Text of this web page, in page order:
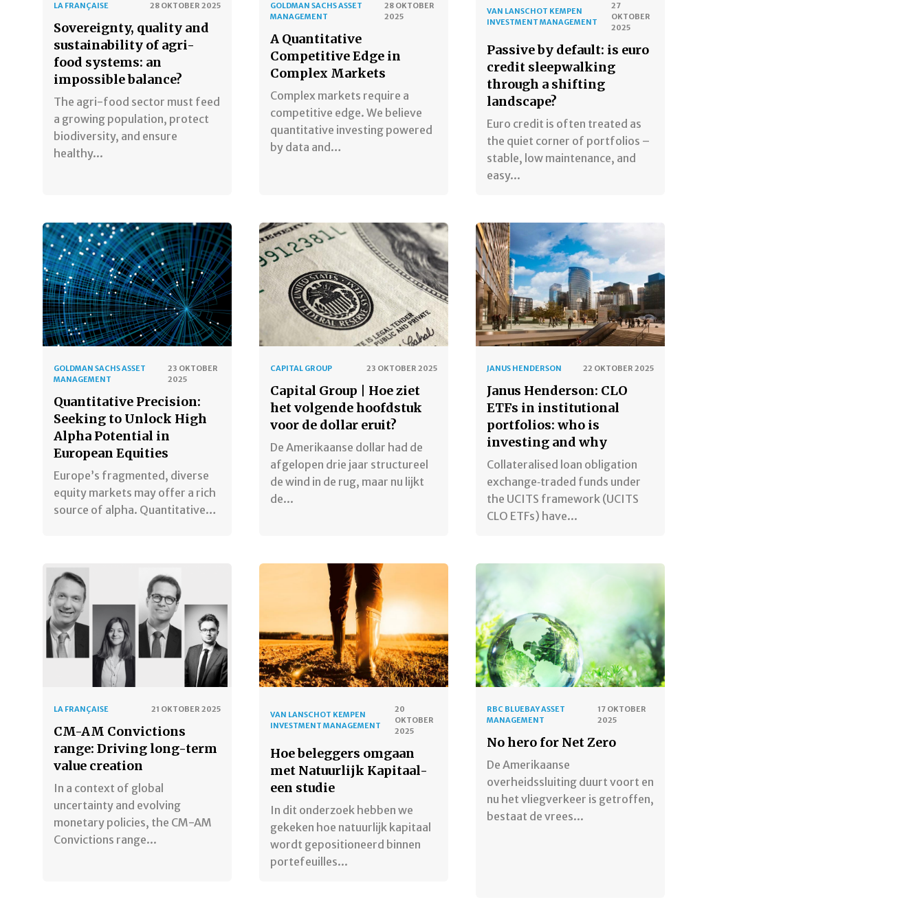
LA FRANÇAISE 28 OKTOBER 2025
Sovereignty, quality and
sustainability of agri-
food systems: an
impossible balance?
The agri-food sector must feed
a growing population, protect
biodiversity, and ensure
healthy...
GOLDMAN SACHS ASSET
MANAGEMENT
28 OKTOBER
2025
A Quantitative
Competitive Edge in
Complex Markets
Complex markets require a
competitive edge. We believe
quantitative investing powered
by data and…
VAN LANSCHOT KEMPEN
INVESTMENT MANAGEMENT
27
OKTOBER
2025
Passive by default: is euro
credit sleepwalking
through a shifting
landscape?
Euro credit is often treated as
the quiet corner of portfolios –
stable, low maintenance, and
easy...
GOLDMAN SACHS ASSET
MANAGEMENT
23 OKTOBER
2025
Quantitative Precision:
Seeking to Unlock High
Alpha Potential in
European Equities
Europe’s fragmented, diverse
equity markets may offer a rich
source of alpha. Quantitative…
CAPITAL GROUP 23 OKTOBER 2025
Capital Group | Hoe ziet
het volgende hoofdstuk
voor de dollar eruit?
De Amerikaanse dollar had de
afgelopen drie jaar structureel
de wind in de rug, maar nu lijkt
de...
JANUS HENDERSON 22 OKTOBER 2025
Janus Henderson: CLO
ETFs in institutional
portfolios: who is
investing and why
Collateralised loan obligation
exchange‑traded funds under
the UCITS framework (UCITS
CLO ETFs) have...
LA FRANÇAISE 21 OKTOBER 2025
CM-AM Convictions
range: Driving long-term
value creation
In a context of global
uncertainty and evolving
monetary policies, the CM-AM
Convictions range...
VAN LANSCHOT KEMPEN
INVESTMENT MANAGEMENT
20
OKTOBER
2025
Hoe beleggers omgaan
met Natuurlijk Kapitaal-
een studie
In dit onderzoek hebben we
gekeken hoe natuurlijk kapitaal
wordt gepositioneerd binnen
portefeuilles...
RBC BLUEBAY ASSET
MANAGEMENT
17 OKTOBER
2025
No hero for Net Zero
De Amerikaanse
overheidssluiting duurt voort en
nu het vliegverkeer is getroffen,
bestaat de vrees...